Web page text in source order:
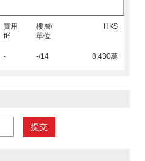
實用
ft2
樓層/
單位
HK$
- -/14 8,430萬
提交